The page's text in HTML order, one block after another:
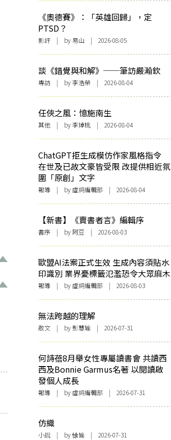
《奧德賽》：「英雄回歸」，定
PTSD？
影評 | by 易山 | 2026-08-05
談《錯覺與和解》──筆訪嚴瀚欽
專訪 | by 李浩榮 | 2026-08-04
任俠之風：憶施南生
其他 | by 李焯桃 | 2026-08-04
ChatGPT拒生成模仿作家風格指令
在世及已故文豪皆受限 改提供相近氛
圍「原創」文字
報導 | by 虛詞編輯部 | 2026-08-04
【新書】《賣書者言》編輯序
書序 | by 阿豆 | 2026-08-03
歐盟AI法案正式生效 生成內容須貼水
印識別 業界憂標籤氾濫恐令大眾麻木
報導 | by 虛詞編輯部 | 2026-08-03
無法跨越的理解
散文 | by 彭慧瑜 | 2026-07-31
何詩蓓8月舉女性專屬讀書會 共讀西
西及Bonnie Garmus名著 以閱讀啟
發個人成長
報導 | by 虛詞編輯部 | 2026-07-31
仿織
小說 | by 悇愉 | 2026-07-31